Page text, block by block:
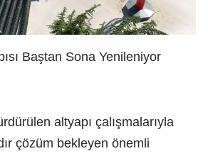
Baştan Sona Yenileniyor
altyapı çalışmalarıyla
çözüm bekleyen önemli